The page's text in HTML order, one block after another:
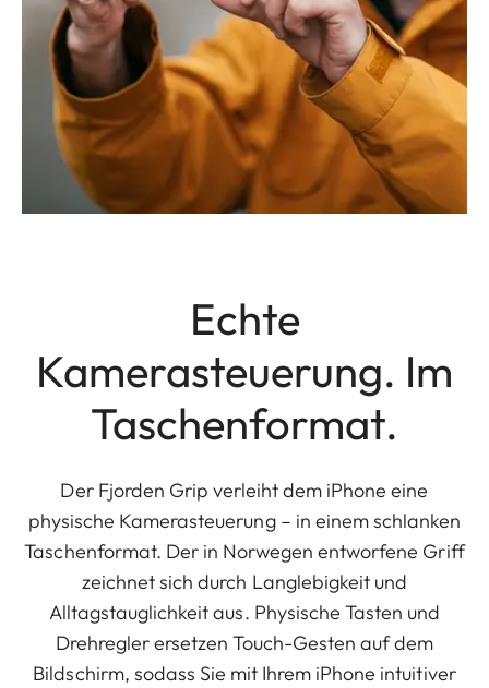
Echte
Kamerasteuerung. Im
Taschenformat.
Der Fjorden Grip verleiht dem iPhone eine
physische Kamerasteuerung – in einem schlanken
Taschenformat. Der in Norwegen entworfene Griff
zeichnet sich durch Langlebigkeit und
Alltagstauglichkeit aus. Physische Tasten und
Drehregler ersetzen Touch-Gesten auf dem
Bildschirm, sodass Sie mit Ihrem iPhone intuitiver